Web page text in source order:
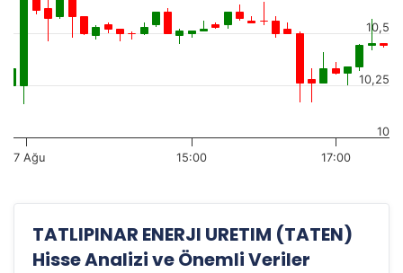
7 Ağu 15:00 17:00
10
10,25
10,5
TATLIPINAR ENERJI URETIM (TATEN)
Hisse Analizi ve Önemli Veriler